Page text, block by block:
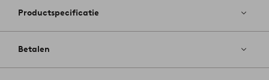
Productspecificatie
Betalen